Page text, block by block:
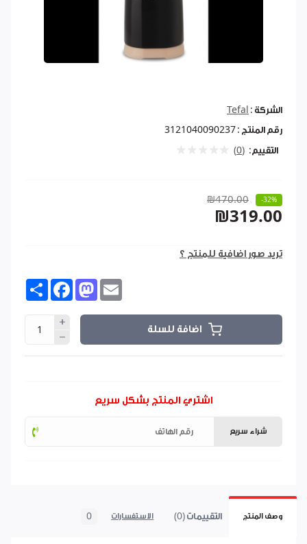
الشركة : Tefal
رقم المنتج : 3121040090237
التقييم: (0)
₪470.00 -32%
₪319.00
تريد صور اضافية للمنتج ؟
Share FacebookMastodon
اضافة للسلة
اشتري المنتج بشكل سريع
شراء سريع
وصف المنتج التقييمات (0) الاستفسارات 0